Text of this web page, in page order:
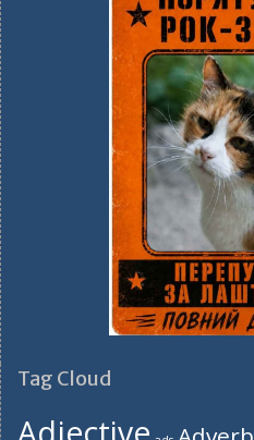
Tag Cloud